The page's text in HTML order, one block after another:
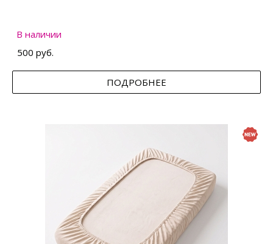
В наличии
500 руб.
ПОДРОБНЕЕ